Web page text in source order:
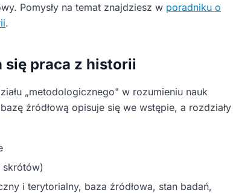
Pomysły na temat znajdziesz w poradniku o
.
się praca z historii
„metodologicznego" w rozumieniu nauk
źródłową opisuje się we wstępie, a rozdziały
skrótów)
i terytorialny, baza źródłowa, stan badań,